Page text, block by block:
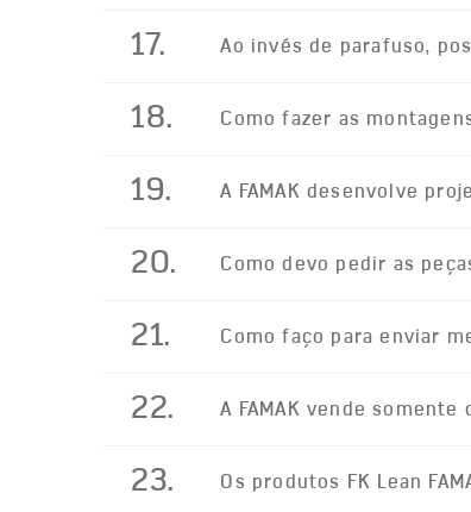
17. Ao invés de parafuso,
18. Como fazer as
19. A FAMAK desenvolve
20. Como devo pedir as
21. Como faço para enviar
22. A FAMAK vende
23. Os produtos FK Lean